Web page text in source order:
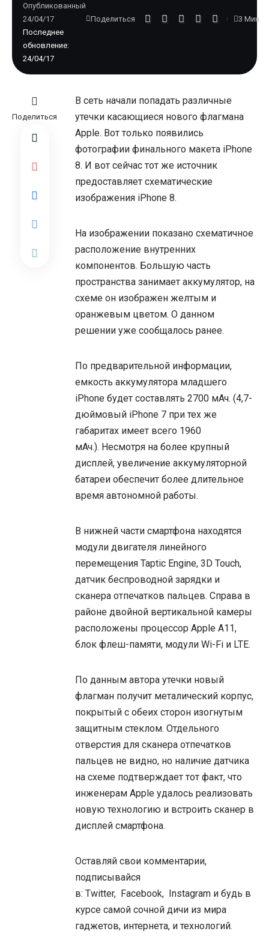
Последнее
обновление:
24/04/17
Опубликованный
24/04/17
Поделиться 3 Мин.
Поделиться
В сеть начали попадать различные
утечки касающиеся нового флагмана
Apple. Вот только появились
фотографии финального макета iPhone
8. И вот сейчас тот же источник
предоставляет схематические
изображения iPhone 8.
На изображении показано схематичное
расположение внутренних
компонентов. Большую часть
пространства занимает аккумулятор, на
схеме он изображен желтым и
оранжевым цветом. О данном
решении уже сообщалось ранее.
По предварительной информации,
емкость аккумулятора младшего
iPhone будет составлять 2700 мАч. (4,7-
дюймовый iPhone 7 при тех же
габаритах имеет всего 1960
мАч.). Несмотря на более крупный
дисплей, увеличение аккумуляторной
батареи обеспечит более длительное
время автономной работы.
В нижней части смартфона находятся
модули двигателя линейного
перемещения Taptic Engine, 3D Touch,
датчик беспроводной зарядки и
сканера отпечатков пальцев. Справа в
районе двойной вертикальной камеры
расположены процессор Apple A11,
блок флеш-памяти, модули Wi-Fi и LTE.
По данным автора утечки новый
флагман получит металический корпус,
покрытый с обеих сторон изогнутым
защитным стеклом. Отдельного
отверстия для сканера отпечатков
пальцев не видно, но наличие датчика
на схеме подтверждает тот факт, что
инженерам Apple удалось реализовать
новую технологию и встроить сканер в
дисплей смартфона.
Оставляй свои комментарии,
подписывайся
в: Twitter, Facebook, Instagram и будь в
курсе самой сочной дичи из мира
гаджетов, интернета, и технологий.